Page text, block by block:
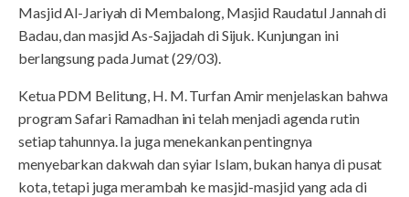
Masjid Al-Jariyah di Membalong, Masjid Raudatul Jannah di
Badau, dan masjid As-Sajjadah di Sijuk. Kunjungan ini
berlangsung pada Jumat (29/03).
Ketua PDM Belitung, H. M. Turfan Amir menjelaskan bahwa
program Safari Ramadhan ini telah menjadi agenda rutin
setiap tahunnya. Ia juga menekankan pentingnya
menyebarkan dakwah dan syiar Islam, bukan hanya di pusat
kota, tetapi juga merambah ke masjid-masjid yang ada di